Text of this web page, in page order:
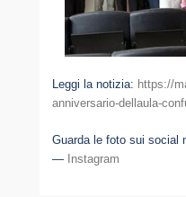
Leggi la notizia: https://
anniversario-dellaula-
Guarda le foto sui social
— Instagram